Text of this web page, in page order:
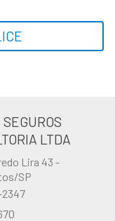
LTDA
Lira 43 -
SP
2347